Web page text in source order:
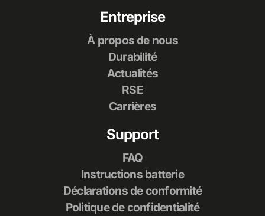
Entreprise
À propos de nous
Durabilité
Actualités
RSE
Carrières
Support
FAQ
Instructions batterie
Déclarations de conformité
Politique de confidentialité